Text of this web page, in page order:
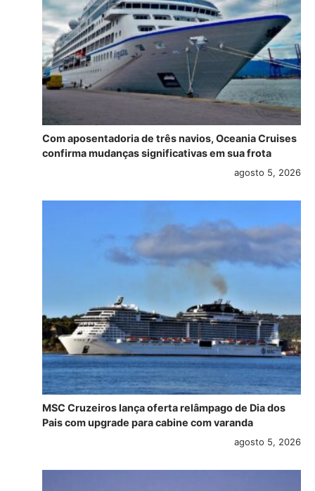
Com aposentadoria de três navios, Oceania Cruises
confirma mudanças significativas em sua frota
agosto 5, 2026
MSC Cruzeiros lança oferta relâmpago de Dia dos
Pais com upgrade para cabine com varanda
agosto 5, 2026